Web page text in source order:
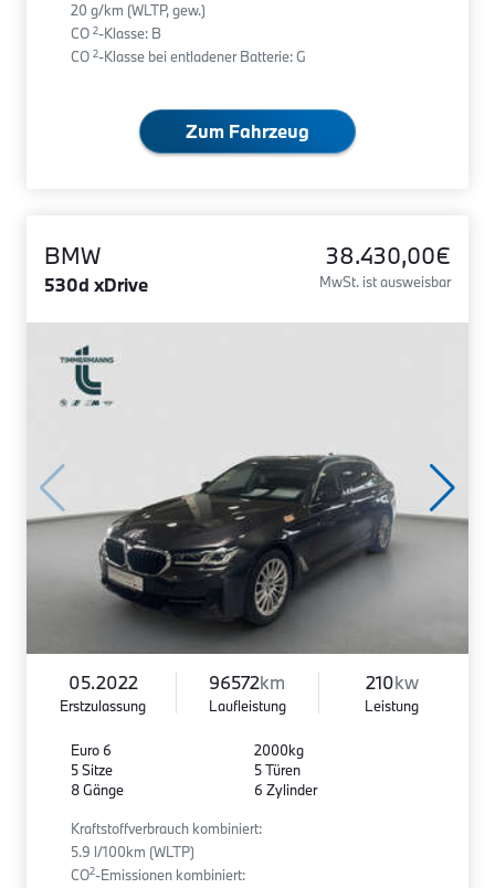
20 g/km (WLTP, gew.)
CO 2-Klasse: B
CO 2-Klasse bei entladener Batterie: G
Zum Fahrzeug
BMW
530d xDrive
38.430,00€
MwSt. ist ausweisbar
05.2022
Erstzulassung
96572km
Laufleistung
210kw
Leistung
Euro 6
5 Sitze
8 Gänge
2000kg
5 Türen
6 Zylinder
Kraftstoffverbrauch kombiniert:
5.9 l/100km (WLTP)
CO2-Emissionen kombiniert: